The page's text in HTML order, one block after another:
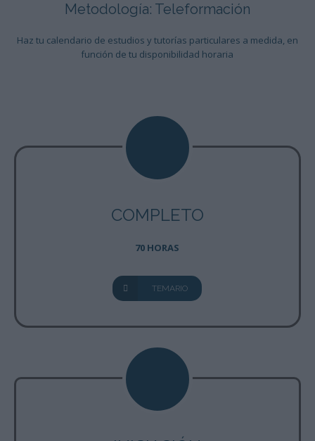
Metodología: Teleformación
Haz tu calendario de estudios y tutorías particulares a medida, en
función de tu disponibilidad horaria
COMPLETO
70 HORAS
TEMARIO